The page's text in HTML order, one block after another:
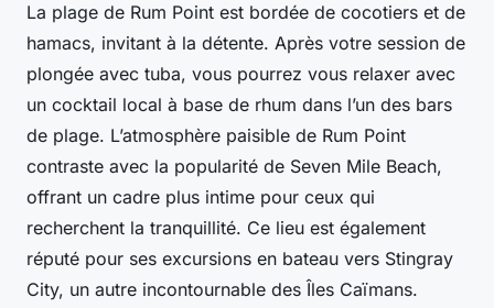
La plage de Rum Point est bordée de cocotiers et de
hamacs, invitant à la détente. Après votre session de
plongée avec tuba, vous pourrez vous relaxer avec
un cocktail local à base de rhum dans l’un des bars
de plage. L’atmosphère paisible de Rum Point
contraste avec la popularité de Seven Mile Beach,
offrant un cadre plus intime pour ceux qui
recherchent la tranquillité. Ce lieu est également
réputé pour ses excursions en bateau vers Stingray
City, un autre incontournable des Îles Caïmans.